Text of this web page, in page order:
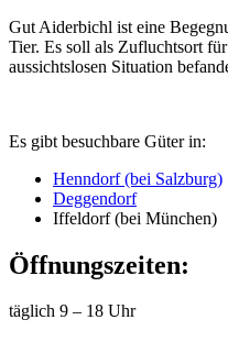
Gut Aiderbichl ist eine
Tier. Es soll als Zufluchtsort
aussichtslosen Situation
Es gibt besuchbare Güter in:
Henndorf (bei Salzburg)
Deggendorf
Iffeldorf (bei München)
Öffnungszeiten:
täglich 9 – 18 Uhr